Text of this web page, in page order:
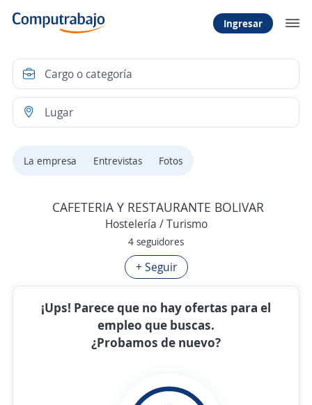
Ingresar
La empresa Entrevistas Fotos
CAFETERIA Y RESTAURANTE BOLIVAR
Hostelería / Turismo
4 seguidores
+ Seguir
¡Ups! Parece que no hay ofertas para el
empleo que buscas.
¿Probamos de nuevo?